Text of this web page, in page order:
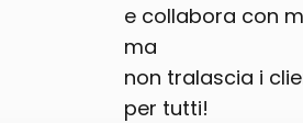
e collabora con
ma
non tralascia i
per tutti!